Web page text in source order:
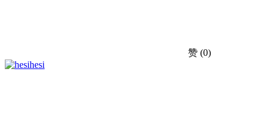
赞 (0)
hesi